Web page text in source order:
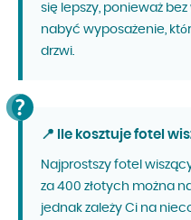
się lepszy, ponieważ
nabyć wyposażenie,
drzwi.
📍 Ile kosztuje fotel
Najprostszy fotel
za 400 złotych można
jednak zależy Ci na